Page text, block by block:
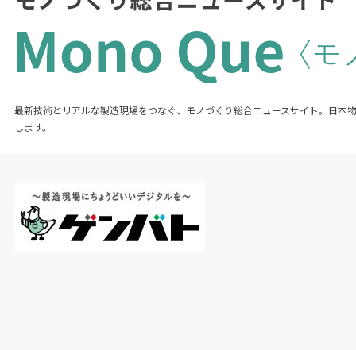
最新技術とリアルな製造現場をつなぐ、モノづくり総合ニュースサイト。日本
します。